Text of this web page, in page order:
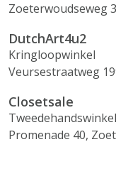
Zoeterwoudseweg
DutchArt4u2
Kringloopwinkel
Veursestraatweg
Closetsale
Tweedehandswinkel
Promenade 40,